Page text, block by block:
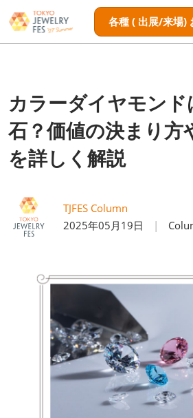
キ
ッ
て
進
む
各種 ( 出展/来場)
カラーダイヤモン
石？価値の決まり方
を詳しく解説
TJFES Column
2025年05月19日